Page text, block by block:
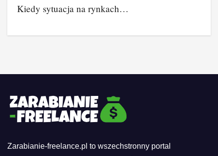
Kiedy sytuacja na rynkach…
Zarabianie-freelance.pl to wszechstronny portal